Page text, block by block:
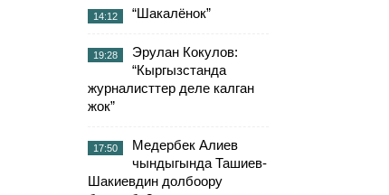
14:12 “Шакалёнок”
19:28
Эрулан Кокулов:
“Кыргызстанда
журналисттер деле калган
жок”
17:50
Медербек Алиев
чындыгында Ташиев-
Шакиевдин долбоору